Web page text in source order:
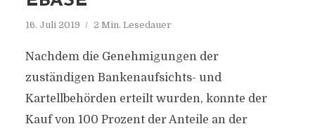
16. Juli 2019 2 Min. Lesedauer
Nachdem die Genehmigungen der
zuständigen Bankenaufsichts- und
Kartellbehörden erteilt wurden, konnte der
Kauf von 100 Prozent der Anteile an der